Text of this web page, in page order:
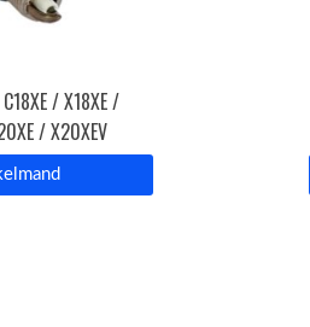
/ X18XE /
/ X20XEV